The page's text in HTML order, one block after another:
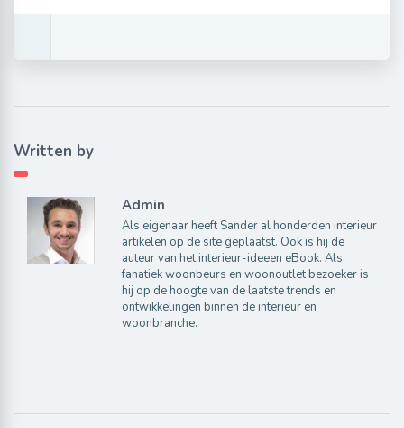
Written by
Admin
Als eigenaar heeft Sander al honderden interieur
artikelen op de site geplaatst. Ook is hij de
auteur van het interieur-ideeen eBook. Als
fanatiek woonbeurs en woonoutlet bezoeker is
hij op de hoogte van de laatste trends en
ontwikkelingen binnen de interieur en
woonbranche.